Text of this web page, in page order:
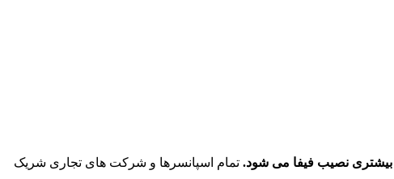
بیشتری نصیب فیفا می شود. تمام اسپانسرها و شرکت های تجاری شریک